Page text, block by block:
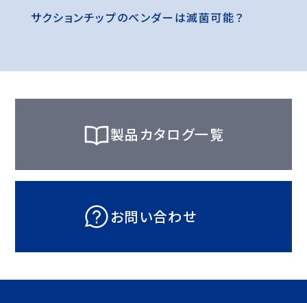
サクションチップのベンダーは滅菌可能？
製品カタログ一覧
お問い合わせ